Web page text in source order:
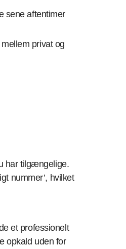
sene aftentimer
privat og
har tilgængelige.
nummer’, hvilket
et professionelt
opkald uden for